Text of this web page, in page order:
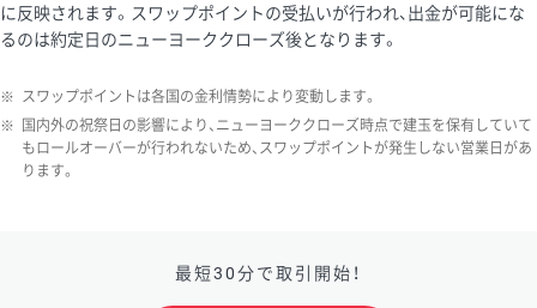
に反映されます。スワップポイントの受払いが行われ、出金が可能にな
るのは約定日のニューヨーククローズ後となります。
※ スワップポイントは各国の金利情勢により変動します。
※
国内外の祝祭日の影響により、ニューヨーククローズ時点で建玉を保有していて
もロールオーバーが行われないため、スワップポイントが発生しない営業日があ
ります。
最短30分で取引開始！